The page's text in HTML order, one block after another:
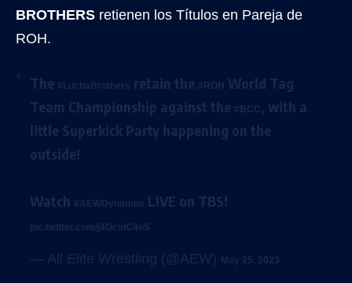
BROTHERS retienen los Títulos en Pareja de
ROH.
The #LuchaBrothers retain the #ROH World Tag
Team Championship against the #BCC , with a
little Superkick Party happening on the
outside!
Watch #AEWDynamite LIVE on TBS!
pic.twitter.com/j4OcldC4oS
— All Elite Wrestling (@AEW) May 25, 2023